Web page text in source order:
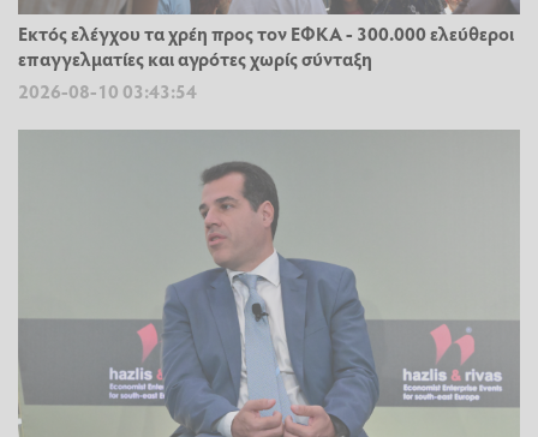
Εκτός ελέγχου τα χρέη προς τον ΕΦΚΑ - 300.000 ελεύθεροι
επαγγελματίες και αγρότες χωρίς σύνταξη
2026-08-10 03:43:54